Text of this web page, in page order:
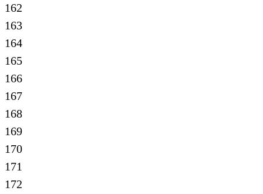
162
163
164
165
166
167
168
169
170
171
172